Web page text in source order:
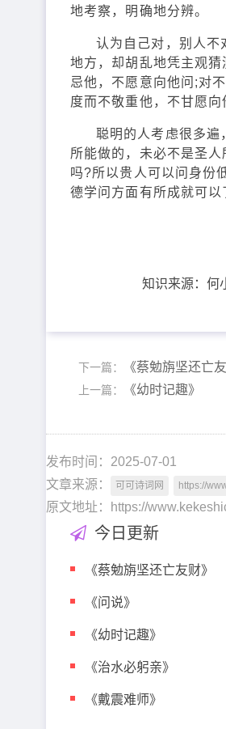
地考察，明确地分辨。
认为自己对，别人不
地方，却胡乱地凭主观
忌他，不愿意向他问;对
度而不敬重他，不甘愿
聪明的人考虑很多遍
所能做的，未必不是圣
吗?所以贵人可以问身份
德学问方面有所成就可以
知识来源：何
下一篇： 《蔡勉旃坚还亡友
上一篇： 《幼时记趣》
发布时间：2025-07-01
文章来源：
可可诗词网 https://
原文地址：https://
今日更新
《蔡勉旃坚还亡友财》
《问说》
《幼时记趣》
《治水必躬亲》
《戴震难师》